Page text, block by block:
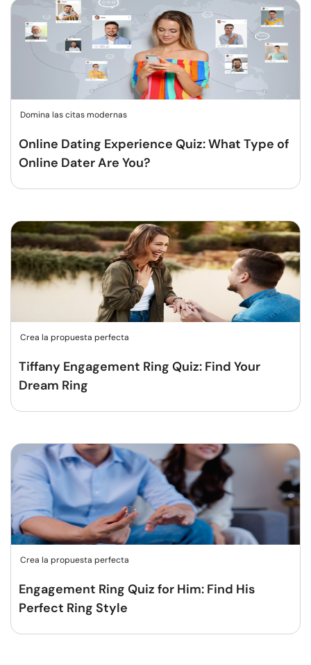
Domina las citas modernas
Online Dating Experience Quiz: What Type of
Online Dater Are You?
Crea la propuesta perfecta
Tiffany Engagement Ring Quiz: Find Your
Dream Ring
Crea la propuesta perfecta
Engagement Ring Quiz for Him: Find His
Perfect Ring Style